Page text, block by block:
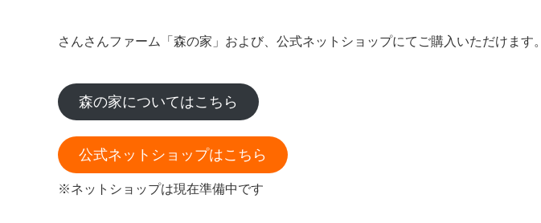
さんさんファーム「森の家」および、公式ネットショップにてご購入いただけます。
森の家についてはこちら
公式ネットショップはこちら
※ネットショップは現在準備中です